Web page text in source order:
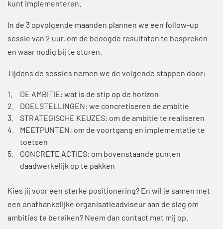
kunt implementeren.
In de 3 opvolgende maanden plannen we een follow-up
sessie van 2 uur, om de beoogde resultaten te bespreken
en waar nodig bij te sturen.
Tijdens de sessies nemen we de volgende stappen door:
DE AMBITIE: wat is de stip op de horizon
DOELSTELLINGEN: we concretiseren de ambitie
STRATEGISCHE KEUZES: om de ambitie te realiseren
MEETPUNTEN: om de voortgang en implementatie te
toetsen
CONCRETE ACTIES: om bovenstaande punten
daadwerkelijk op te pakken
Kies jij voor een sterke positionering? En wil je samen met
een onafhankelijke organisatieadviseur aan de slag om
ambities te bereiken? Neem dan contact met mij op.